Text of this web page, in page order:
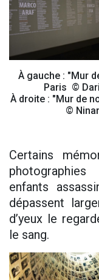
À gauche : "Mur
Paris ©
À droite : "Mur de
©
Certains
enfants
dépassent
d’yeux le
le sang.